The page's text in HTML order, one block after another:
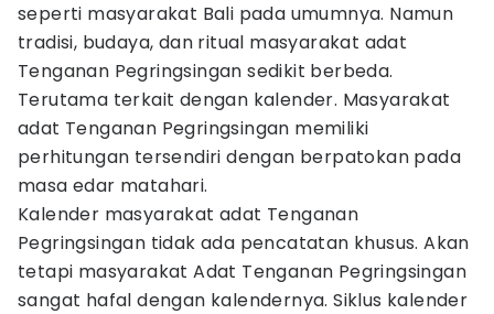
seperti masyarakat Bali pada umumnya. Namun
tradisi, budaya, dan ritual masyarakat adat
Tenganan Pegringsingan sedikit berbeda.
Terutama terkait dengan kalender. Masyarakat
adat Tenganan Pegringsingan memiliki
perhitungan tersendiri dengan berpatokan pada
masa edar matahari.
Kalender masyarakat adat Tenganan
Pegringsingan tidak ada pencatatan khusus. Akan
tetapi masyarakat Adat Tenganan Pegringsingan
sangat hafal dengan kalendernya. Siklus kalender